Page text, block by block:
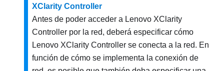
XClarity Controller
Antes de poder acceder a Lenovo XClarity
Controller por la red, deberá especificar cómo
Lenovo XClarity Controller se conecta a la red. En
función de cómo se implementa la conexión de